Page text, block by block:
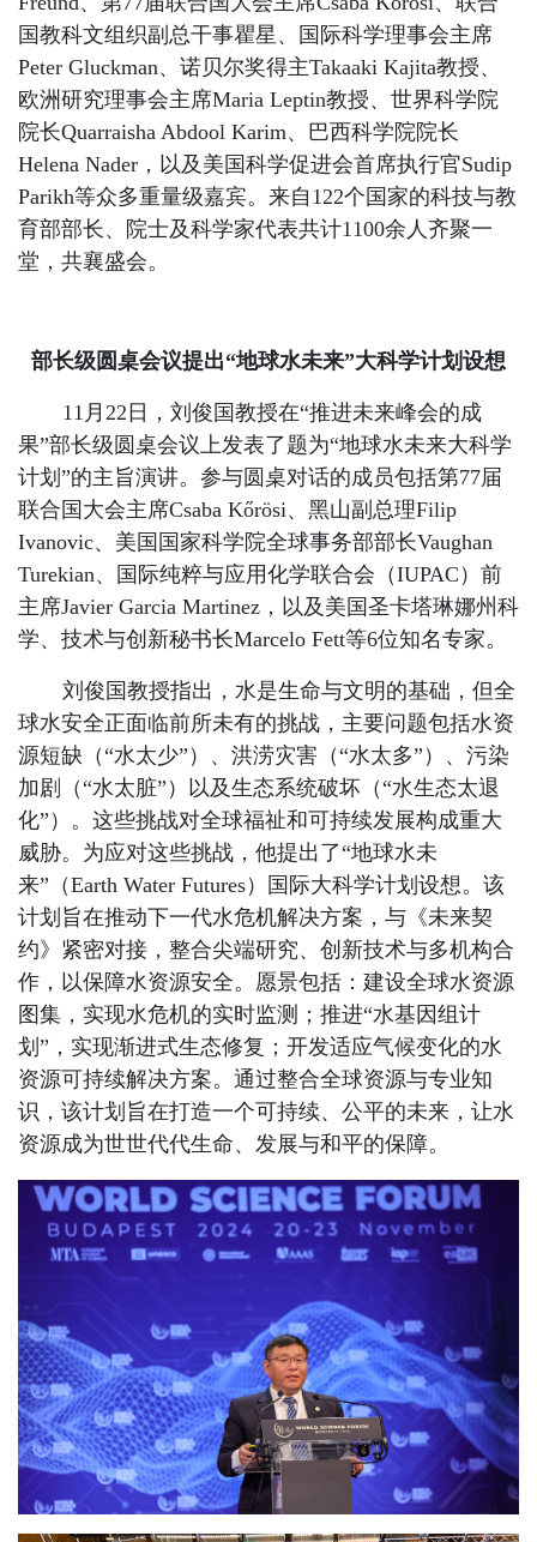
国教科文组织副总干事瞿星、国际科学理事会主席
Peter Gluckman、诺贝尔奖得主Takaaki Kajita教授、
欧洲研究理事会主席Maria Leptin教授、世界科学院
院长Quarraisha Abdool Karim、巴西科学院院长
Helena Nader，以及美国科学促进会首席执行官Sudip
Parikh等众多重量级嘉宾。来自122个国家的科技与教
育部部长、院士及科学家代表共计1100余人齐聚一
堂，共襄盛会。
部长级圆桌会议提出“地球水未来”大科学计划设想
11月22日，刘俊国教授在“推进未来峰会的成
果”部长级圆桌会议上发表了题为“地球水未来大科学
计划”的主旨演讲。参与圆桌对话的成员包括第77届
联合国大会主席Csaba Kőrösi、黑山副总理Filip
Ivanovic、美国国家科学院全球事务部部长Vaughan
Turekian、国际纯粹与应用化学联合会（IUPAC）前
主席Javier Garcia Martinez，以及美国圣卡塔琳娜州科
学、技术与创新秘书长Marcelo Fett等6位知名专家。
刘俊国教授指出，水是生命与文明的基础，但全
球水安全正面临前所未有的挑战，主要问题包括水资
源短缺（“水太少”）、洪涝灾害（“水太多”）、污染
加剧（“水太脏”）以及生态系统破坏（“水生态太退
化”）。这些挑战对全球福祉和可持续发展构成重大
威胁。为应对这些挑战，他提出了“地球水未
来”（Earth Water Futures）国际大科学计划设想。该
计划旨在推动下一代水危机解决方案，与《未来契
约》紧密对接，整合尖端研究、创新技术与多机构合
作，以保障水资源安全。愿景包括：建设全球水资源
图集，实现水危机的实时监测；推进“水基因组计
划”，实现渐进式生态修复；开发适应气候变化的水
资源可持续解决方案。通过整合全球资源与专业知
识，该计划旨在打造一个可持续、公平的未来，让水
资源成为世世代代生命、发展与和平的保障。